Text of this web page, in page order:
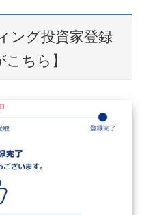
ング投資家登録
ちら】